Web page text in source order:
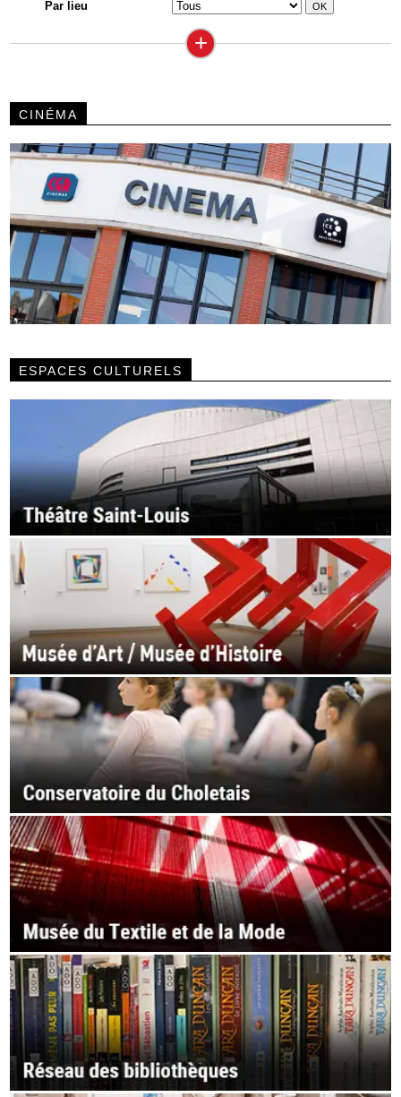
Par lieu
+
CINÉMA
ESPACES CULTURELS